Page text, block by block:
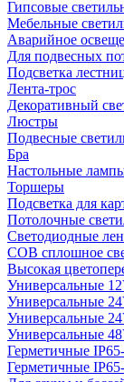
Гипсовые
Мебельные
Аварийное
Для подвесных
Подсветка
Лента-трос
Декоративный
Люстры
Подвесные
Бра
Настольные
Торшеры
Подсветка для
Потолочные
Светодиодные
COB сплошное
Высокая
Универсальные
Универсальные
Универсальные
Универсальные
Герметичные
Герметичные